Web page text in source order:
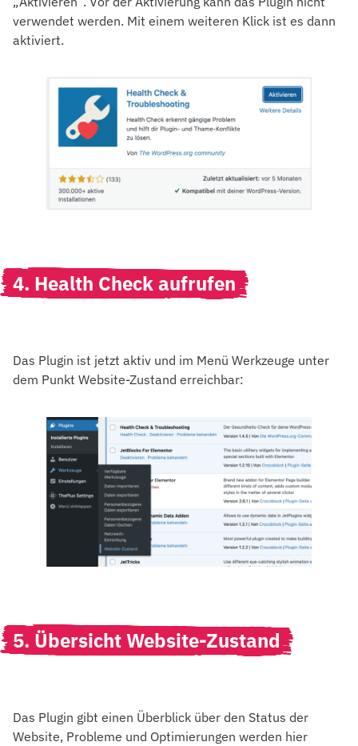
verwendet werden. Mit einem weiteren Klick ist es dann
aktiviert.
4. Health Check aufrufen
Das Plugin ist jetzt aktiv und im Menü Werkzeuge unter
dem Punkt Website-Zustand erreichbar:
5. Übersicht Website-Zustand
Das Plugin gibt einen Überblick über den Status der
Website, Probleme und Optimierungen werden hier